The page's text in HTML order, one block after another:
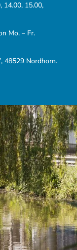
14.00, 15.00,
Mo. – Fr.
48529 Nordhorn.